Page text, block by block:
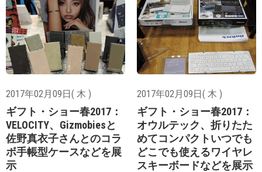
2017年02月09日( 木 )
ギフト・ショー春2017：
VELOCITY、Gizmobiesと
佐野真衣子さんとのコラ
ボ手帳型ケースなどを展
示
2017年02月09日( 木 )
ギフト・ショー春2017：
オウルテック、折りたた
めてコンパクトいつでも
どこでも使えるワイヤレ
スキーボードなどを展示